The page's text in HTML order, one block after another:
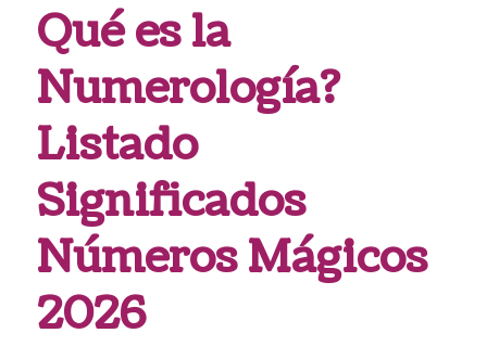
Qué es la
Numerología?
Listado
Significados
Números Mágicos
2026